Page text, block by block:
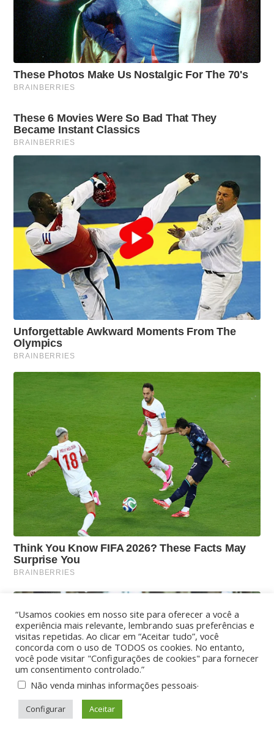
“Usamos cookies em nosso site para oferecer a você a
experiência mais relevante, lembrando suas preferências e
visitas repetidas. Ao clicar em “Aceitar tudo”, você
concorda com o uso de TODOS os cookies. No entanto,
você pode visitar "Configurações de cookies" para fornecer
um consentimento controlado.”
Não venda minhas informações pessoais.
Configurar Aceitar